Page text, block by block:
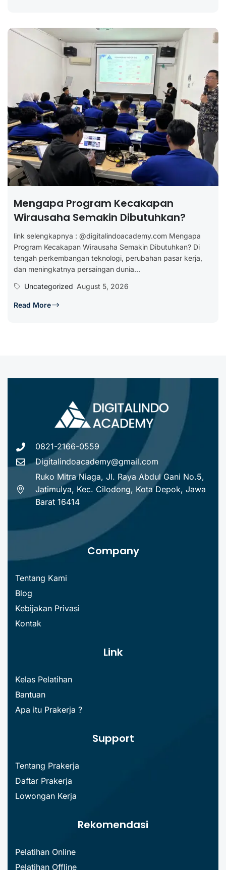
Mengapa Program Kecakapan
Wirausaha Semakin Dibutuhkan?
link selengkapnya : @digitalindoacademy.com Mengapa
Program Kecakapan Wirausaha Semakin Dibutuhkan? Di
tengah perkembangan teknologi, perubahan pasar kerja,
dan meningkatnya persaingan dunia...
Uncategorized August 5, 2026
Read More
0821-2166-0559
Digitalindoacademy@gmail.com
Ruko Mitra Niaga, Jl. Raya Abdul Gani No.5,
Jatimulya, Kec. Cilodong, Kota Depok, Jawa
Barat 16414
Company
Tentang Kami
Blog
Kebijakan Privasi
Kontak
Link
Kelas Pelatihan
Bantuan
Apa itu Prakerja ?
Support
Tentang Prakerja
Daftar Prakerja
Lowongan Kerja
Rekomendasi
Pelatihan Online
Pelatihan Offline